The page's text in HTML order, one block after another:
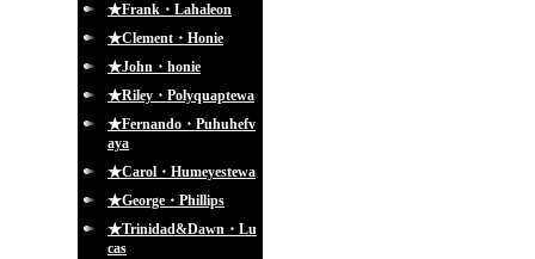
★Frank・Lahaleon
★Clement・Honie
★John・honie
★Riley・Polyquaptewa
★Fernando・Puhuhefv
aya
★Carol・Humeyestewa
★George・Phillips
★Trinidad&Dawn・Lu
cas